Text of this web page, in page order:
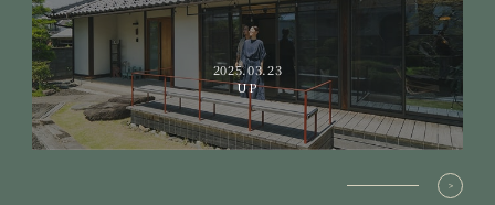
2025.03.23
UP